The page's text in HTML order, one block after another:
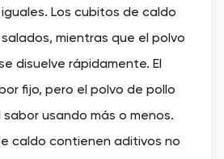
Los cubitos de caldo
mientras que el polvo
disuelve rápidamente. El
fijo, pero el polvo de pollo
usando más o menos.
caldo contienen aditivos no